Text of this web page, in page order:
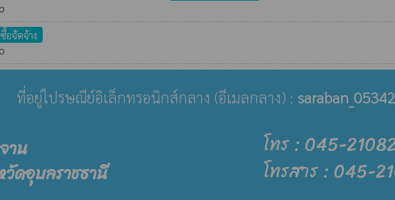
อจัดจ้าง
ที่อยู่ไปรษณีย์อิเล็กทรอนิกส์กลาง (อีเมลกลาง) :
าน
วัดอุบลราชธานี
โทร : 045-
โทรสาร : 045-